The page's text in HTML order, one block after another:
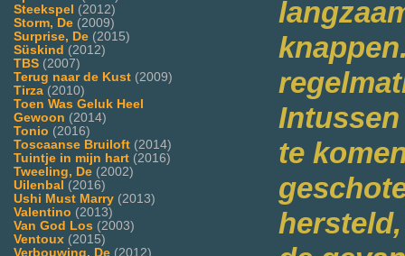
Steekspel (2012)
Storm, De (2009)
Surprise, De (2015)
Süskind (2012)
TBS (2007)
Terug naar de Kust (2009)
Tirza (2010)
Toen Was Geluk Heel
Gewoon (2014)
Tonio (2016)
Toscaanse Bruiloft (2014)
Tuintje in mijn hart (2016)
Tweeling, De (2002)
Uilenbal (2016)
Ushi Must Marry (2013)
Valentino (2013)
Van God Los (2003)
Ventoux (2015)
Verbouwing, De (2012)
te